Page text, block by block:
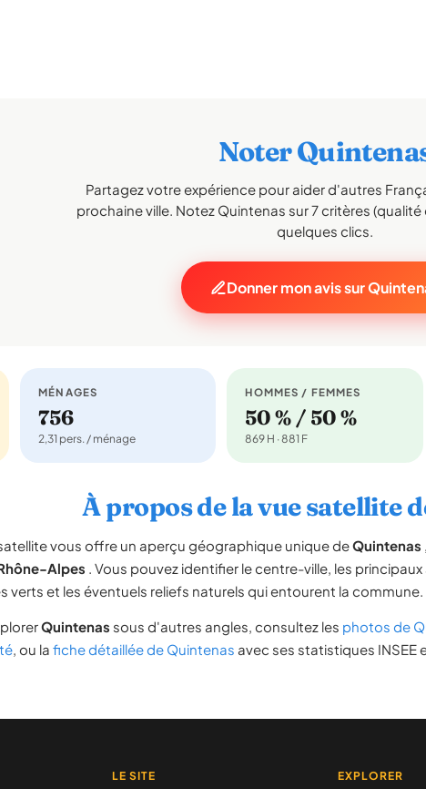
Noter
Partagez votre expérience pour aider d'autres
prochaine ville. Notez Quintenas sur 7 critères
quelques clics.
Donner mon avis sur
MÉNAGES
756
2,31 pers. / ménage
HOMMES / FEMMES
50 % / 50 %
869 H · 881 F
À propos de la vue satellite
vous offre un aperçu géographique unique deQuintenas
Alpes . Vous pouvez identifier le centre-ville, les
verts et les éventuels reliefs naturels qui entourent la commune.
Quintenas sous d'autres angles, consultez les photos de
, ou la fiche détaillée de Quintenas avec ses statistiques INSEE
LE SITE EXPLORER